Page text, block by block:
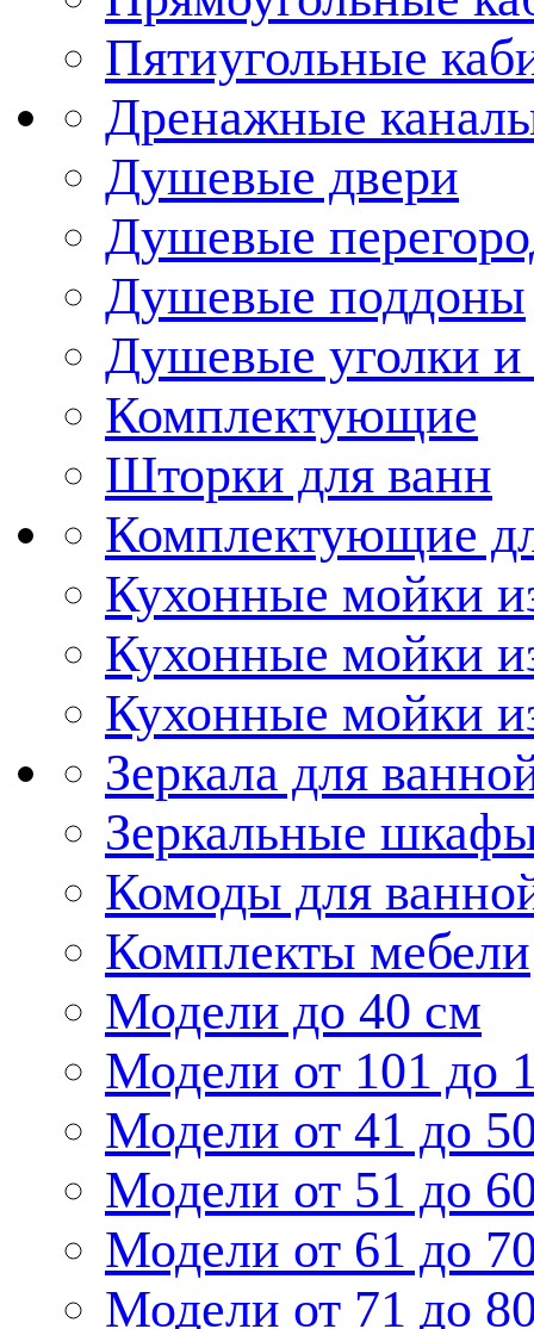
Пятиугольные
Дренажные
Душевые двери
Душевые
Душевые поддоны
Душевые уголки и
Комплектующие
Шторки для ванн
Комплектующие
Кухонные мойки
Кухонные мойки
Кухонные мойки
Зеркала для
Зеркальные
Комоды для
Комплекты мебели
Модели до 40 см
Модели от 101 до
Модели от 41 до
Модели от 51 до
Модели от 61 до
Модели от 71 до